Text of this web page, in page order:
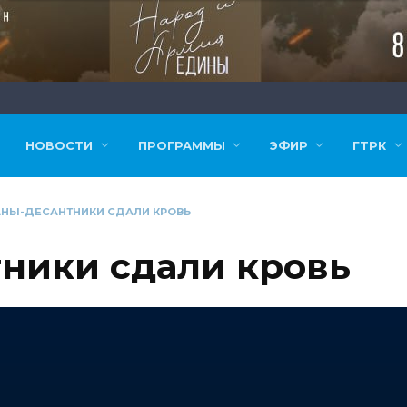
Подписка на уведомления
Разрешите сайту vestitambov.ru отправлять вам
уведомления на рабочий стол
НОВОСТИ ПРОГРАММЫ ЭФИР ГТРК
ДЕСАНТНИКИ СДАЛИ КРОВЬ
сдали кровь